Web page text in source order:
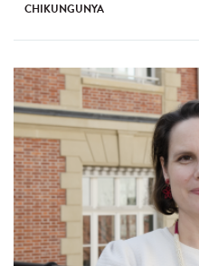
CHIKUNGUNYA